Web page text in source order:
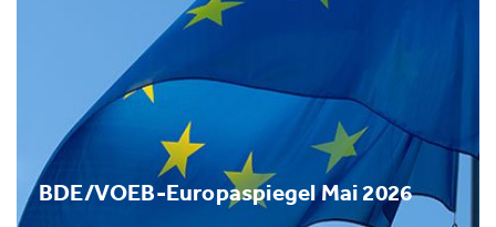
BDE/VOEB-Europaspiegel Mai 2026